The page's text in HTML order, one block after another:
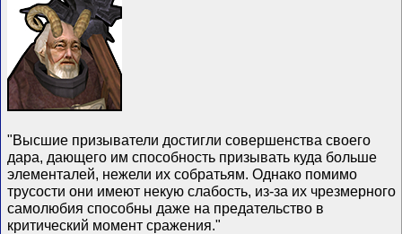
"Высшие призыватели достигли совершенства своего
дара, дающего им способность призывать куда больше
элементалей, нежели их собратьям. Однако помимо
трусости они имеют некую слабость, из-за их чрезмерного
самолюбия способны даже на предательство в
критический момент сражения."